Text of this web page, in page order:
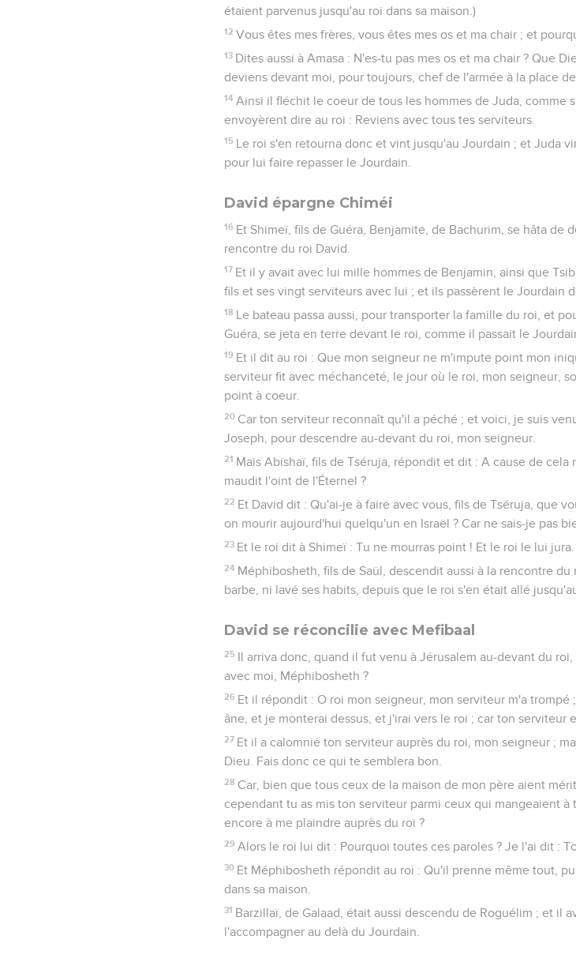
étaient parvenus jusqu'au roi dans sa maison.)
12 Vous êtes mes frères, vous êtes mes os et ma chair ; et
13 Dites aussi à Amasa : N'es-tu pas mes os et ma chair ? Que
deviens devant moi, pour toujours, chef de l'armée à la place
14 Ainsi il fléchit le coeur de tous les hommes de Juda, comme
envoyèrent dire au roi : Reviens avec tous tes serviteurs.
15 Le roi s'en retourna donc et vint jusqu'au Jourdain ; et Juda
pour lui faire repasser le Jourdain.
David épargne Chiméi
16 Et Shimeï, fils de Guéra, Benjamite, de Bachurim, se hâta de
rencontre du roi David.
17 Et il y avait avec lui mille hommes de Benjamin, ainsi que
fils et ses vingt serviteurs avec lui ; et ils passèrent le Jourdain
18 Le bateau passa aussi, pour transporter la famille du roi, et
Guéra, se jeta en terre devant le roi, comme il passait le
19 Et il dit au roi : Que mon seigneur ne m'impute point mon
serviteur fit avec méchanceté, le jour où le roi, mon seigneur,
point à coeur.
20 Car ton serviteur reconnaît qu'il a péché ; et voici, je suis
Joseph, pour descendre au-devant du roi, mon seigneur.
21 Mais Abishaï, fils de Tséruja, répondit et dit : A cause de
maudit l'oint de l'Éternel ?
22 Et David dit : Qu'ai-je à faire avec vous, fils de Tséruja, que
on mourir aujourd'hui quelqu'un en Israël ? Car ne sais-je pas
23 Et le roi dit à Shimeï : Tu ne mourras point ! Et le roi le lui jura.
24 Méphibosheth, fils de Saül, descendit aussi à la rencontre
barbe, ni lavé ses habits, depuis que le roi s'en était allé
David se réconcilie avec Mefibaal
25 Il arriva donc, quand il fut venu à Jérusalem au-devant du
avec moi, Méphibosheth ?
26 Et il répondit : O roi mon seigneur, mon serviteur m'a
âne, et je monterai dessus, et j'irai vers le roi ; car ton serviteur
27 Et il a calomnié ton serviteur auprès du roi, mon seigneur ;
Dieu. Fais donc ce qui te semblera bon.
28 Car, bien que tous ceux de la maison de mon père aient
cependant tu as mis ton serviteur parmi ceux qui mangeaient
encore à me plaindre auprès du roi ?
29 Alors le roi lui dit : Pourquoi toutes ces paroles ? Je l'ai dit :
30 Et Méphibosheth répondit au roi : Qu'il prenne même tout,
dans sa maison.
31 Barzillaï, de Galaad, était aussi descendu de Roguélim ; et il
l'accompagner au delà du Jourdain.